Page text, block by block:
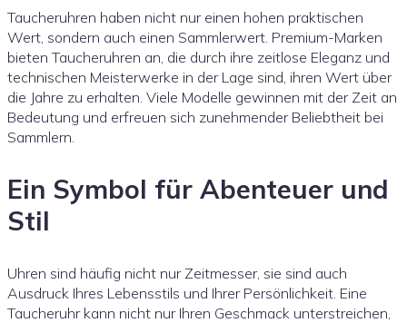
Taucheruhren haben nicht nur einen hohen praktischen
Wert, sondern auch einen Sammlerwert. Premium-Marken
bieten Taucheruhren an, die durch ihre zeitlose Eleganz und
technischen Meisterwerke in der Lage sind, ihren Wert über
die Jahre zu erhalten. Viele Modelle gewinnen mit der Zeit an
Bedeutung und erfreuen sich zunehmender Beliebtheit bei
Sammlern.
Ein Symbol für Abenteuer und
Stil
Uhren sind häufig nicht nur Zeitmesser, sie sind auch
Ausdruck Ihres Lebensstils und Ihrer Persönlichkeit. Eine
Taucheruhr kann nicht nur Ihren Geschmack unterstreichen,